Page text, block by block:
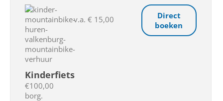
Kinderfiets
€100,00
borg.
v.a. € 15,00
Direct
boeken